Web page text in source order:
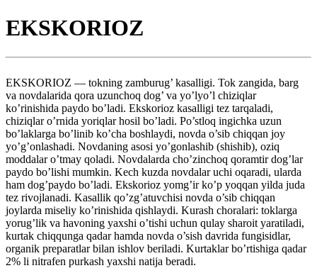
EKSKORIOZ
EKSKORIOZ — tokning zamburug’ kasalligi. Tok zangida, barg
va novdalarida qora uzunchoq dog’ va yo’lyo’l chiziqlar
ko’rinishida paydo bo’ladi. Ekskorioz kasalligi tez tarqaladi,
chiziqlar o’rnida yoriqlar hosil bo’ladi. Po’stloq ingichka uzun
bo’laklarga bo’linib ko’cha boshlaydi, novda o’sib chiqqan joy
yo’g’onlashadi. Novdaning asosi yo’gonlashib (shishib), oziq
moddalar o’tmay qoladi. Novdalarda cho’zinchoq qoramtir dog’lar
paydo bo’lishi mumkin. Kech kuzda novdalar uchi oqaradi, ularda
ham dog’paydo bo’ladi. Ekskorioz yomg’ir ko’p yoqqan yilda juda
tez rivojlanadi. Kasallik qo’zg’atuvchisi novda o’sib chiqqan
joylarda miseliy ko’rinishida qishlaydi. Kurash choralari: toklarga
yorug’lik va havoning yaxshi o’tishi uchun qulay sharoit yaratiladi,
kurtak chiqqunga qadar hamda novda o’sish davrida fungisidlar,
organik preparatlar bilan ishlov beriladi. Kurtaklar bo’rtishiga qadar
2% li nitrafen purkash yaxshi natija beradi.